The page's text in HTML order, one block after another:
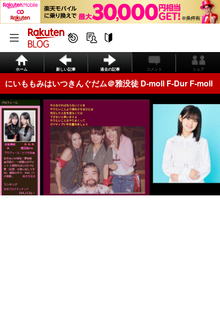
ホーム 新しい記事 過去の記事 コメント シェア
にいももみはいつきんぐだム＠雅没徒 D-moll F-Dur F-moll